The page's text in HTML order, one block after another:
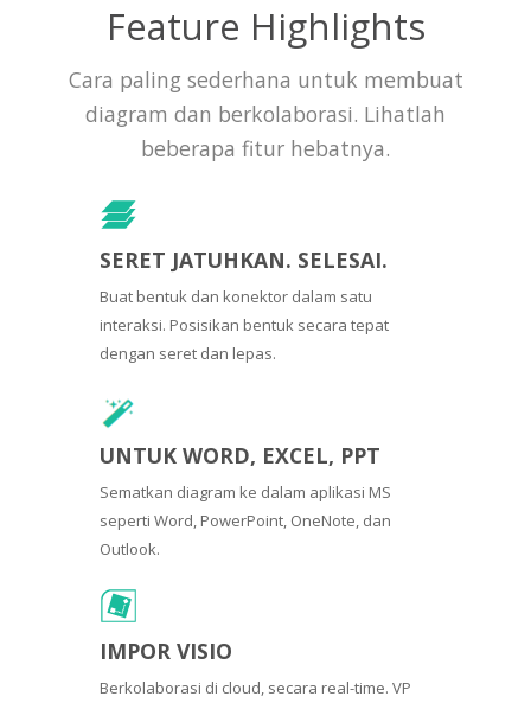
Feature Highlights
Cara paling sederhana untuk membuat
diagram dan berkolaborasi. Lihatlah
beberapa fitur hebatnya.
SERET JATUHKAN. SELESAI.
Buat bentuk dan konektor dalam satu
interaksi. Posisikan bentuk secara tepat
dengan seret dan lepas.
UNTUK WORD, EXCEL, PPT
Sematkan diagram ke dalam aplikasi MS
seperti Word, PowerPoint, OneNote, dan
Outlook.
IMPOR VISIO
Berkolaborasi di cloud, secara real-time. VP